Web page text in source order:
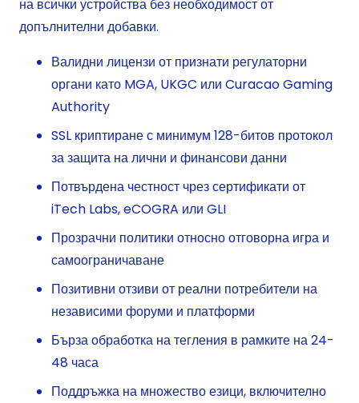
на всички устройства без необходимост от
допълнителни добавки.
Валидни лицензи от признати регулаторни
органи като MGA, UKGC или Curacao Gaming
Authority
SSL криптиране с минимум 128-битов протокол
за защита на лични и финансови данни
Потвърдена честност чрез сертификати от
iTech Labs, eCOGRA или GLI
Прозрачни политики относно отговорна игра и
самоограничаване
Позитивни отзиви от реални потребители на
независими форуми и платформи
Бърза обработка на тегления в рамките на 24-
48 часа
Поддръжка на множество езици, включително